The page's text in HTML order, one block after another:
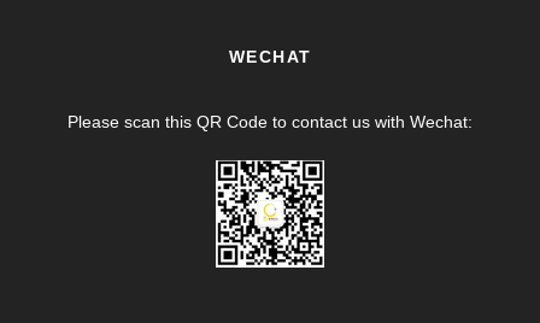
WECHAT
Please scan this QR Code to contact us with Wechat: